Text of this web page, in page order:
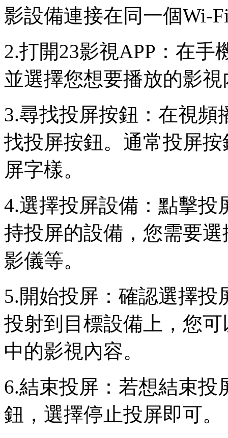
影設備連接在同一個Wi-
2.打開23影視APP：在手
並選擇您想要播放的影視
3.尋找投屏按鈕：在視
找投屏按鈕。通常投屏
屏字樣。
4.選擇投屏設備：點擊投
持投屏的設備，您需要
影儀等。
5.開始投屏：確認選擇
投射到目標設備上，您
中的影視內容。
6.結束投屏：若想結束
鈕，選擇停止投屏即可。